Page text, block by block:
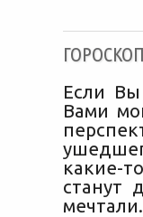
Если
Вами
какие-
станут